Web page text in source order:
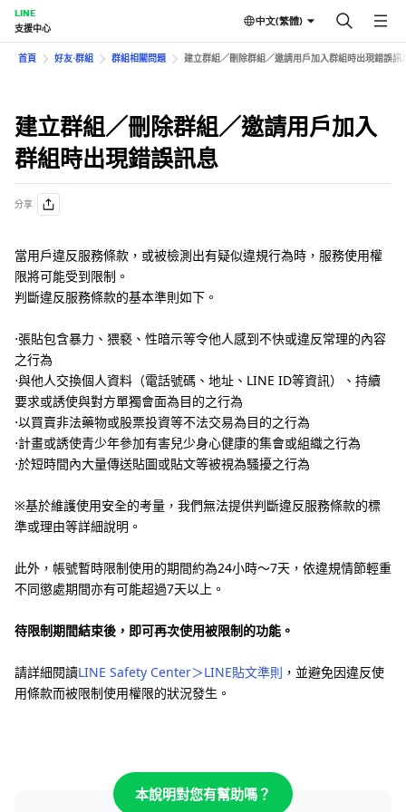
LINE
支援中心
中文(繁體)
首頁 好友⋅群組 群組相關問題 建立群組／刪除群組／邀請用戶加入群組時出現錯誤訊
建立群組／刪除群組／邀請用戶加入
群組時出現錯誤訊息
分享
當用戶違反服務條款，或被檢測出有疑似違規行為時，服務使用權
限將可能受到限制。
判斷違反服務條款的基本準則如下。
⋅張貼包含暴力、猥褻、性暗示等令他人感到不快或違反常理的內容
之行為
⋅與他人交換個人資料（電話號碼、地址、LINE ID等資訊）、持續
要求或誘使與對方單獨會面為目的之行為
⋅以買賣非法藥物或股票投資等不法交易為目的之行為
⋅計畫或誘使青少年參加有害兒少身心健康的集會或組織之行為
⋅於短時間內大量傳送貼圖或貼文等被視為騷擾之行為
※基於維護使用安全的考量，我們無法提供判斷違反服務條款的標
準或理由等詳細說明。
此外，帳號暫時限制使用的期間約為24小時〜7天，依違規情節輕重
不同懲處期間亦有可能超過7天以上。
待限制期間結束後，即可再次使用被限制的功能。
請詳細閱讀LINE Safety Center＞LINE貼文準則 ，並避免因違反使
用條款而被限制使用權限的狀況發生。
本說明對您有幫助嗎？